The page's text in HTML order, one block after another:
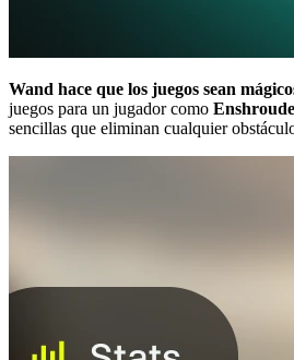
Wand hace que los juegos sean
juegos para un jugador como
sencillas que eliminan cualquier